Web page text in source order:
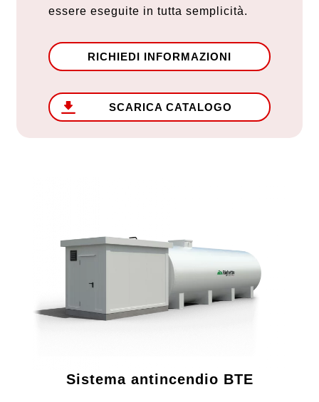
RICHIEDI INFORMAZIONI
essere eseguite in tutta semplicità.
SCARICA CATALOGO
Sistema antincendio BTE